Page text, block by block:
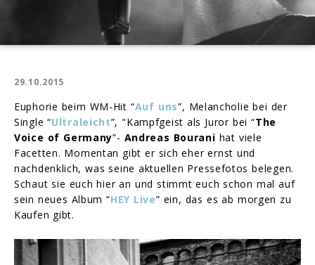
29.10.2015
Euphorie beim WM-Hit “Auf uns”, Melancholie bei der
Single “Ultraleicht”, "Kampfgeist als Juror bei “The
Voice of Germany”- Andreas Bourani hat viele
Facetten. Momentan gibt er sich eher ernst und
nachdenklich, was seine aktuellen Pressefotos belegen.
Schaut sie euch hier an und stimmt euch schon mal auf
sein neues Album “HEY Live” ein, das es ab morgen zu
Kaufen gibt.